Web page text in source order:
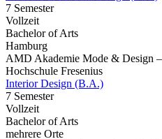
7 Semester
Vollzeit
Bachelor of Arts
Hamburg
AMD Akademie Mode & Design
Hochschule Fresenius
Interior Design (B.A.)
7 Semester
Vollzeit
Bachelor of Arts
mehrere Orte